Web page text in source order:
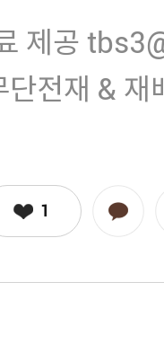
제공
전재 & 재
1